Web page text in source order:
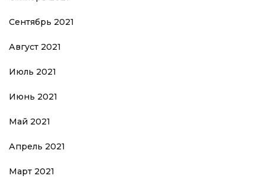
Сентябрь 2021
Август 2021
Июль 2021
Июнь 2021
Май 2021
Апрель 2021
Март 2021